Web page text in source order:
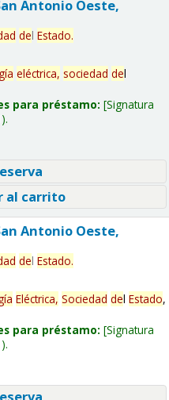
Antonio Oeste,
del Estado.
eléctrica, sociedad del
para préstamo: Signatura
al carrito
Antonio Oeste,
del Estado.
Eléctrica, Sociedad del Estado,
para préstamo: Signatura